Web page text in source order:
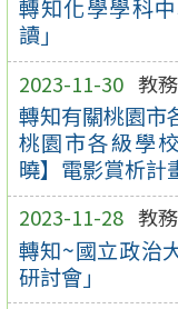
轉知化學學科
讀」
2023-11-30 教
轉知有關桃園市
桃園市各級學
曉】電影賞析計
2023-11-28 教
轉知~國立政治
研討會」